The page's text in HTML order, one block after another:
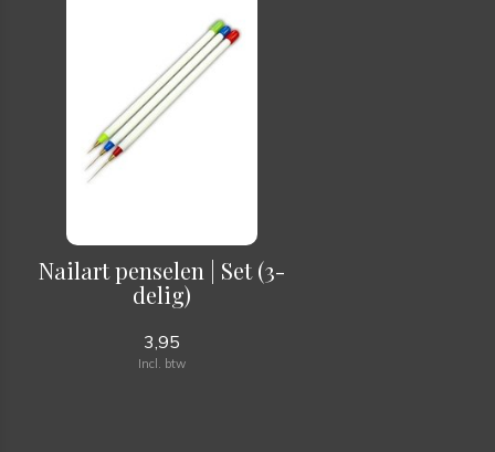
Nailart penselen | Set (3-
delig)
3,95
Incl. btw